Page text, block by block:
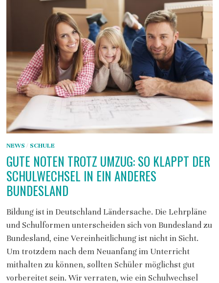
NEWS / SCHULE
GUTE NOTEN TROTZ UMZUG: SO KLAPPT DER
SCHULWECHSEL IN EIN ANDERES
BUNDESLAND
Bildung ist in Deutschland Ländersache. Die Lehrpläne
und Schulformen unterscheiden sich von Bundesland zu
Bundesland, eine Vereinheitlichung ist nicht in Sicht.
Um trotzdem nach dem Neuanfang im Unterricht
mithalten zu können, sollten Schüler möglichst gut
vorbereitet sein. Wir verraten, wie ein Schulwechsel